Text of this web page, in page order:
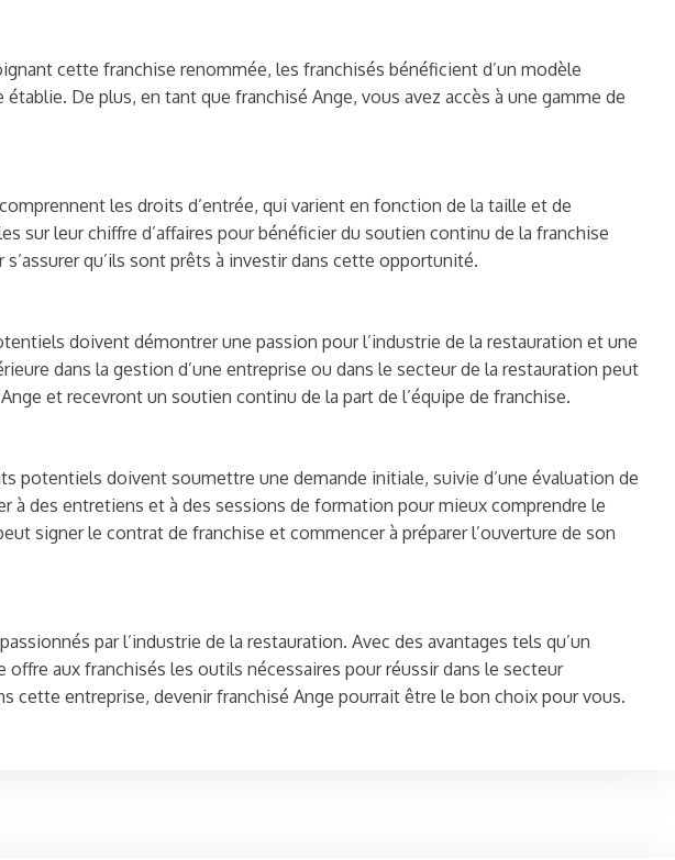
cette franchise renommée, les franchisés bénéficient d’un modèle
De plus, en tant que franchisé Ange, vous avez accès à une gamme de
les droits d’entrée, qui varient en fonction de la taille et de
sur leur chiffre d’affaires pour bénéficier du soutien continu de la franchise
qu’ils sont prêts à investir dans cette opportunité.
doivent démontrer une passion pour l’industrie de la restauration et une
dans la gestion d’une entreprise ou dans le secteur de la restauration peut
et recevront un soutien continu de la part de l’équipe de franchise.
potentiels doivent soumettre une demande initiale, suivie d’une évaluation de
à des entretiens et à des sessions de formation pour mieux comprendre le
signer le contrat de franchise et commencer à préparer l’ouverture de son
par l’industrie de la restauration. Avec des avantages tels qu’un
aux franchisés les outils nécessaires pour réussir dans le secteur
cette entreprise, devenir franchisé Ange pourrait être le bon choix pour vous.